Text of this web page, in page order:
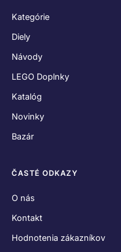
Kategórie
Diely
Návody
LEGO Doplnky
Katalóg
Novinky
Bazár
ČASTÉ ODKAZY
O nás
Kontakt
Hodnotenia zákazníkov